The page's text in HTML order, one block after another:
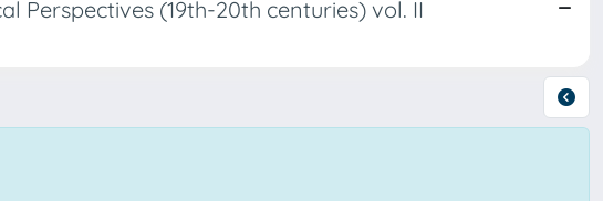
Perspectives (19th-20th centuries) vol. II